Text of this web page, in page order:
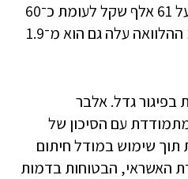
ההלוואה הממוצעת עמד על 61 אלף שקל לעומת כ־60
אלף שקל ב־2017, ומח"מ ההלוואה עלה גם הוא מ־1.9
בפיגור גדל. אלבר
עם הסיכון של
תוך שימוש במודל חיתום
האשראי, הבטוחות בדמות